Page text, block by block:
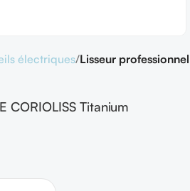
électriques Lisseur professionnel
CORIOLISS Titanium